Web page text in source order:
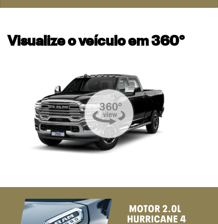
Visualize o veículo em 360°
templates.template-